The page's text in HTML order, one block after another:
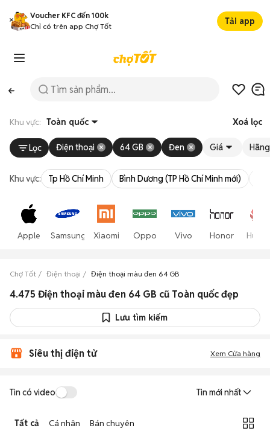
Voucher KFC đến 100k
Chỉ có trên app Chợ Tốt
Tải app
Khu vực: Toàn quốc Xoá lọc
Lọc Điện thoại 64 GB Đen Giá Hãng
Khu vực: Tp Hồ Chí Minh Bình Dương (TP Hồ Chí Minh mới)
Apple Samsung Xiaomi Oppo Vivo Honor
Chợ Tốt Điện thoại Điện thoại màu đen 64 GB
4.475 Điện thoại màu đen 64 GB cũ Toàn quốc đẹp
Lưu tìm kiếm
Siêu thị điện tử Xem Cửa hàng
Tin có video Tin mới nhất
Tất cả Cá nhân Bán chuyên